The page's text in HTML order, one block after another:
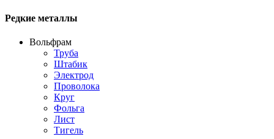
Редкие металлы
Вольфрам
Труба
Штабик
Электрод
Проволока
Круг
Фольга
Лист
Тигель